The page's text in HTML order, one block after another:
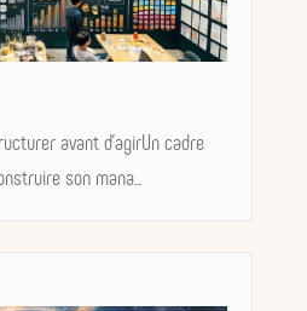
avant d'agirUn cadre
son mana...